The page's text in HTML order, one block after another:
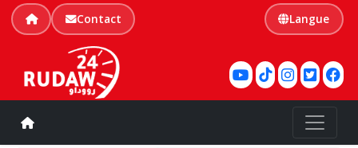
Contact Langue